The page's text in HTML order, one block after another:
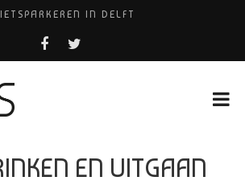
IN DELFT
PIZZERIA POMPEÏ ￼
ON THE SPOT!
EN UITGAAN